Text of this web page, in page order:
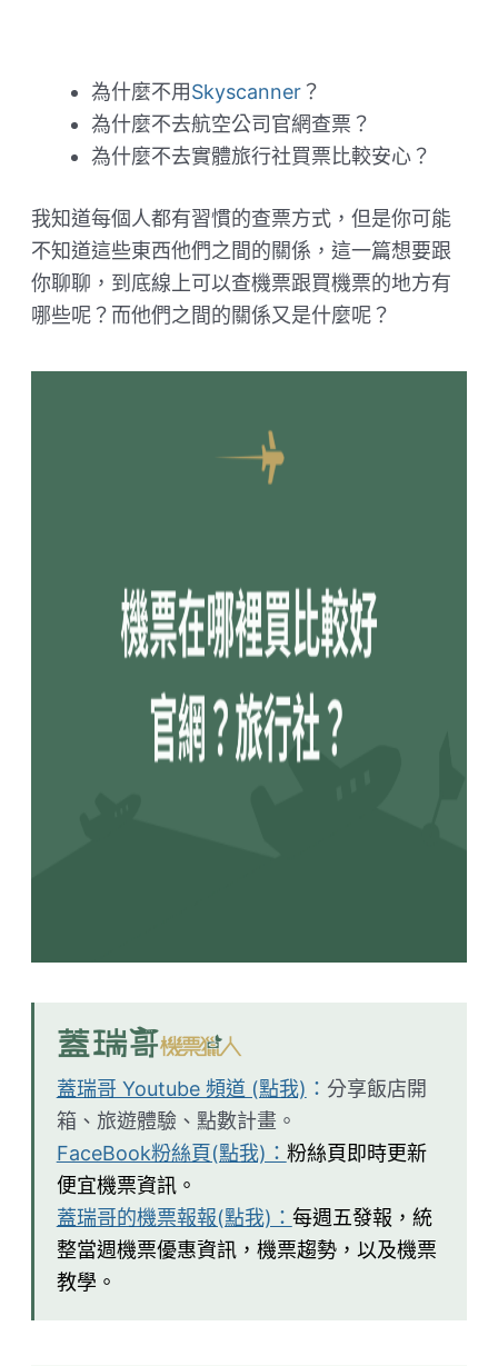
為什麼不用Skyscanner？
為什麼不去航空公司官網查票？
為什麼不去實體旅行社買票比較安心？
我知道每個人都有習慣的查票方式，但是你可能
不知道這些東西他們之間的關係，這一篇想要跟
你聊聊，到底線上可以查機票跟買機票的地方有
哪些呢？而他們之間的關係又是什麼呢？
蓋瑞哥 Youtube 頻道 (點我) ： 分享飯店開
箱、旅遊體驗、點數計畫。
FaceBook粉絲頁(點我)： 粉絲頁即時更新
便宜機票資訊。
蓋瑞哥的機票報報(點我)： 每週五發報，統
整當週機票優惠資訊，機票趨勢，以及機票
教學。